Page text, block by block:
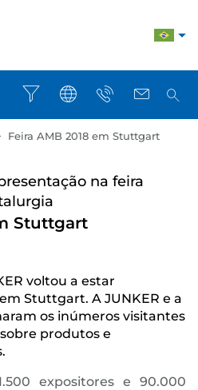
Feira AMB 2018 em Stuttgart
na feira
Stuttgart
voltou a estar
Stuttgart. A JUNKER e a
os inúmeros visitantes
produtos e
expositores e 90.000